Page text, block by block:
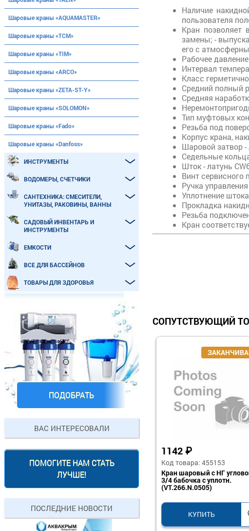
Наличие
пользователя
Кран позволяет
замены; -
его с
Рабочее
Интервал
Класс
Средний полный
Средняя
Тип муфтовых
Резьба под
Корпус крана,
Шаровой затвор -
Седельные
Шток - латунь
Винт сервисного
Ручка
Уплотнение
Прокладка
Резьба
Кран
СОПУТСТВУЮЩИЙ
1142 ₽
Код товара: 455153
Кран шаровый с НГ
3/4 бабочка с уплотн.
(VT.266.N.0505)
КУПИТЬ
Шаровые краны «AQUAMASTER»
Шаровые краны «ТСМ»
Шаровые краны «TIM»
Шаровые краны «ARCO»
Шаровые краны «ZETA-ST-Y»
Шаровые краны «SOLOMON»
Шаровые краны «Fado»
Шаровые краны «Danfoss»
ИНСТРУМЕНТЫ
ВОДОМЕРЫ, СЧЕТЧИКИ
САНТЕХНИКА: СМЕСИТЕЛИ,
УНИТАЗЫ, РАКОВИНЫ, ВАННЫ
САДОВЫЙ ИНВЕНТАРЬ И
ИНСТРУМЕНТЫ
ЕМКОСТИ
ВСЕ ДЛЯ БАССЕЙНОВ
ТОВАРЫ ДЛЯ ЗДОРОВЬЯ
ПОДОБРАТЬ
ВАС ИНТЕРЕСОВАЛИ
ПОМОГИТЕ НАМ СТАТЬ
ЛУЧШЕ!
ПОСЛЕДНИЕ НОВОСТИ